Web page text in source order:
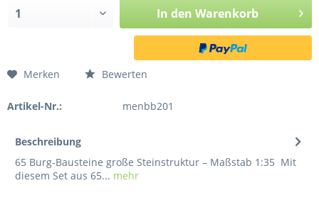
In den Warenkorb
Merken Bewerten
Artikel-Nr.: menbb201
Beschreibung
65 Burg-Bausteine große Steinstruktur – Maßstab 1:35 Mit
diesem Set aus 65... mehr